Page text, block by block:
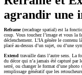
agrandir une
Reframe(recadrage spatial) est la
coup. Vous touchez l’image et vous la
déclenchement. L’IA génère le contenu
placé au-dessus d’un sujet, ou d’une
Extend travaille dans l’autre sens. La
du décor qui n’a jamais été capturé par
serré, ou changer le format d’une
remplissage génératif que les